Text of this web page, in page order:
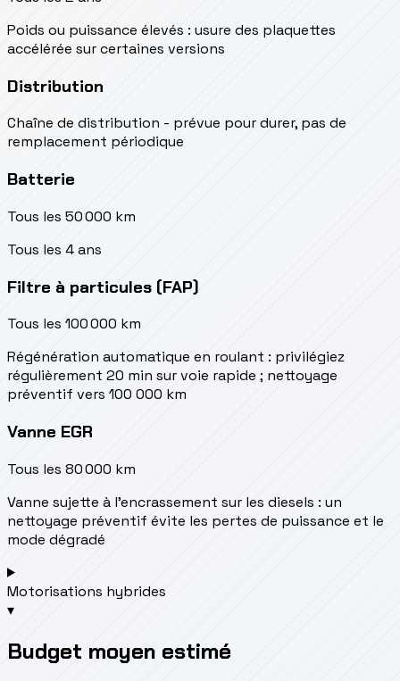
Poids ou puissance élevés : usure des plaquettes
accélérée sur certaines versions
Distribution
Chaîne de distribution - prévue pour durer, pas de
remplacement périodique
Batterie
Tous les 50 000 km
Tous les 4 ans
Filtre à particules (FAP)
Tous les 100 000 km
Régénération automatique en roulant : privilégiez
régulièrement 20 min sur voie rapide ; nettoyage
préventif vers 100 000 km
Vanne EGR
Tous les 80 000 km
Vanne sujette à l'encrassement sur les diesels : un
nettoyage préventif évite les pertes de puissance et le
mode dégradé
Motorisations hybrides
▾
Budget moyen estimé